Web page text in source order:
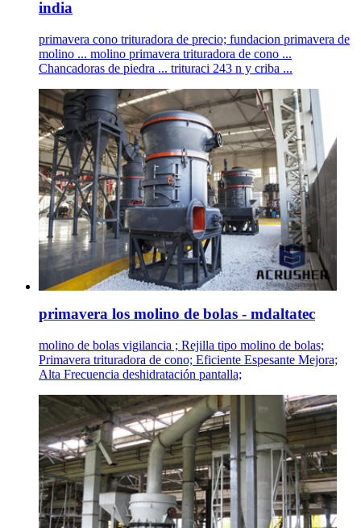
india
primavera cono trituradora de precio; fundacion primavera de
molino ... molino primavera trituradora de cono ...
Chancadoras de piedra ... trituraci 243 n y criba ...
primavera los molino de bolas - mdaltatec
molino de bolas vigilancia ; Rejilla tipo molino de bolas;
Primavera trituradora de cono; Eficiente Espesante Mejora;
Alta Frecuencia deshidratación pantalla;